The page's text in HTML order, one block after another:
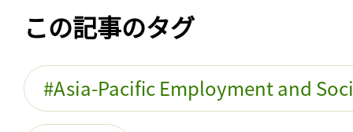
この記事のタグ
Asia-Pacific Employment and